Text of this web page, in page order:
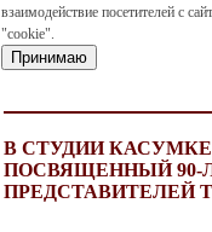
взаимодействие посетителей с
"cookie".
Принимаю
В СТУДИИ
ПОСВЯЩЕННЫЙ 90-
ПРЕДСТАВИТЕЛЕЙ